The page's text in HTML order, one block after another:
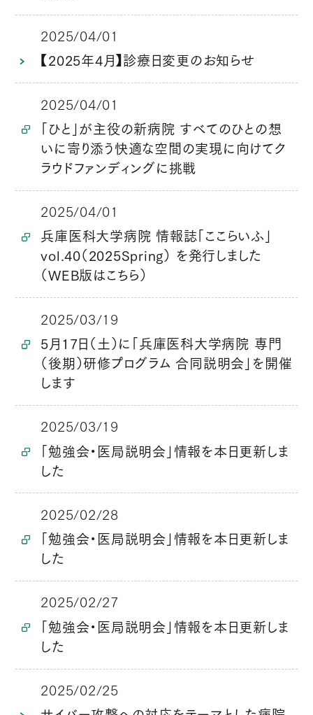
2025/04/01
【2025年4月】診療日変更のお知らせ
2025/04/01
「ひと」が主役の新病院 すべてのひとの想
いに寄り添う快適な空間の実現に向けてク
ラウドファンディングに挑戦
2025/04/01
兵庫医科大学病院 情報誌「ここらいふ」
vol.40（2025Spring） を発行しました
（WEB版はこちら）
2025/03/19
5月17日（土）に「兵庫医科大学病院 専門
（後期）研修プログラム 合同説明会」を開催
します
2025/03/19
「勉強会・医局説明会」情報を本日更新しま
した
2025/02/28
「勉強会・医局説明会」情報を本日更新しま
した
2025/02/27
「勉強会・医局説明会」情報を本日更新しま
した
2025/02/25